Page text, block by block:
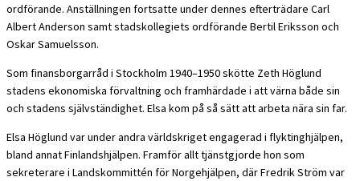
ordförande. Anställningen fortsatte under dennes efterträdare Carl
Albert Anderson samt stadskollegiets ordförande Bertil Eriksson och
Oskar Samuelsson.
Som finansborgarråd i Stockholm 1940–1950 skötte Zeth Höglund
stadens ekonomiska förvaltning och framhärdade i att värna både sin
och stadens självständighet. Elsa kom på så sätt att arbeta nära sin far.
Elsa Höglund var under andra världskriget engagerad i flyktinghjälpen,
bland annat Finlandshjälpen. Framför allt tjänstgjorde hon som
sekreterare i Landskommittén för Norgehjälpen, där Fredrik Ström var